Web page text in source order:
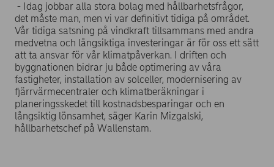
- Idag jobbar alla stora bolag med hållbarhetsfrågor,
det måste man, men vi var definitivt tidiga på området.
Vår tidiga satsning på vindkraft tillsammans med andra
medvetna och långsiktiga investeringar är för oss ett sätt
att ta ansvar för vår klimatpåverkan. I driften och
byggnationen bidrar ju både optimering av våra
fastigheter, installation av solceller, modernisering av
fjärrvärmecentraler och klimatberäkningar i
planeringsskedet till kostnadsbesparingar och en
långsiktig lönsamhet, säger Karin Mizgalski,
hållbarhetschef på Wallenstam.